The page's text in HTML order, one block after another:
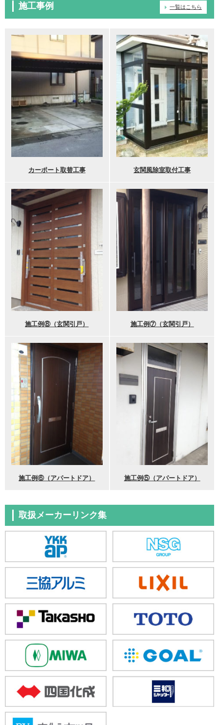
施工事例 一覧はこちら
カーポート取替工事 玄関風除室取付工事
施工例⑧（玄関引戸） 施工例⑦（玄関引戸）
施工例⑥（アパートドア） 施工例⑤（アパートドア）
取扱メーカーリンク集